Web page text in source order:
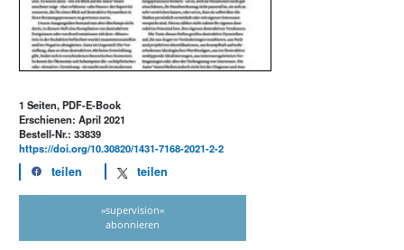
1 Seiten, PDF-E-Book
Erschienen: April 2021
Bestell-Nr.: 33839
https://doi.org/10.30820/1431-7168-2021-2-2
teilen teilen
»supervision«
abonnieren